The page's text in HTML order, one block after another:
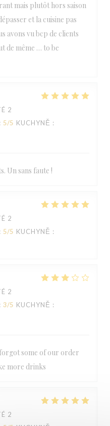
mais plutôt hors saison
et la cuisine pas
avons vu bcp de clients
de même … to be
2
5/5 KUCHYNĚ :
Un sans faute !
2
5/5 KUCHYNĚ :
2
3/5 KUCHYNĚ :
some of our order
more drinks
2